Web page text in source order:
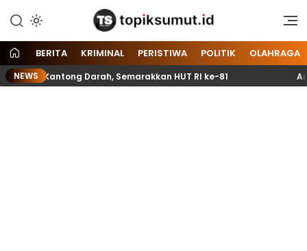
Topik Sumut
Memberitakan Seputar
dan Nasional
BERITA KRIMINAL PERISTIWA POLITIK OLAHRAGA
NEWS
70 Kantong Darah, Semarakkan HUT RI ke-81